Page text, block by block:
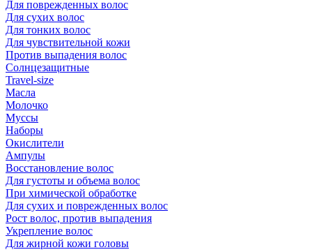
Для поврежденных волос
Для сухих волос
Для тонких волос
Для чувствительной кожи
Против выпадения волос
Солнцезащитные
Travel-size
Масла
Молочко
Муссы
Наборы
Окислители
Ампулы
Восстановление волос
Для густоты и объема волос
При химической обработке
Для сухих и поврежденных волос
Рост волос, против выпадения
Укрепление волос
Для жирной кожи головы